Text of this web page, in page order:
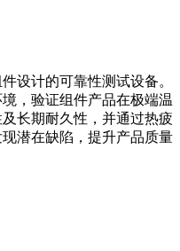
设计的可靠性测试设备。
，验证组件产品在极端温
长期耐久性，并通过热疲
潜在缺陷，提升产品质量